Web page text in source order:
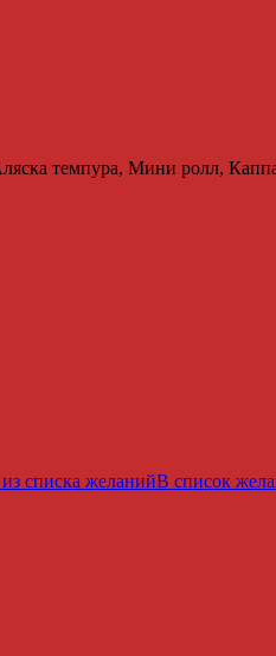
темпура, Мини ролл,
списка желанийВ список